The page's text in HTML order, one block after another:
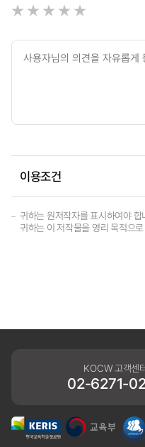
이용조건
귀하는 원저작자를 표시하여야 합
귀하는 이 저작물을 영리 목적으
KOCW 고객센
02-6271-